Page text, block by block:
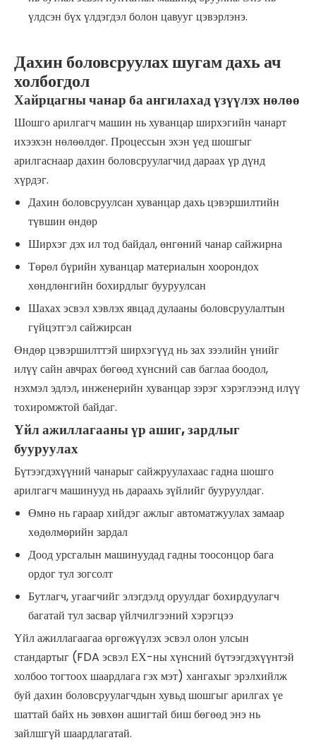
үлдсэн бүх үлдэгдэл болон цавууг цэвэрлэнэ.
Дахин боловсруулах шугам дахь ач
холбогдол
Хайрцагны чанар ба ангилахад үзүүлэх нөлөө
Шошго арилгагч машин нь хуванцар ширхэгийн чанарт
ихээхэн нөлөөлдөг. Процессын эхэн үед шошгыг
арилгаснаар дахин боловсруулагчид дараах үр дүнд
хүрдэг.
Дахин боловсруулсан хуванцар дахь цэвэршилтийн
түвшин өндөр
Ширхэг дэх ил тод байдал, өнгөний чанар сайжирна
Төрөл бүрийн хуванцар материалын хоорондох
хөндлөнгийн бохирдлыг бууруулсан
Шахах эсвэл хэвлэх явцад дулааны боловсруулалтын
гүйцэтгэл сайжирсан
Өндөр цэвэршилттэй ширхэгүүд нь зах зээлийн үнийг
илүү сайн авчрах бөгөөд хүнсний сав баглаа боодол,
нэхмэл эдлэл, инженерийн хуванцар зэрэг хэрэглээнд илүү
тохиромжтой байдаг.
Үйл ажиллагааны үр ашиг, зардлыг
бууруулах
Бүтээгдэхүүний чанарыг сайжруулахаас гадна шошго
арилгагч машинууд нь дараахь зүйлийг бууруулдаг.
Өмнө нь гараар хийдэг ажлыг автоматжуулах замаар
хөдөлмөрийн зардал
Доод урсгалын машинуудад гадны тоосонцор бага
ордог тул зогсолт
Бутлагч, угаагчийг элэгдэлд оруулдаг бохирдуулагч
багатай тул засвар үйлчилгээний хэрэгцээ
Үйл ажиллагаагаа өргөжүүлэх эсвэл олон улсын
стандартыг (FDA эсвэл ЕХ-ны хүнсний бүтээгдэхүүнтэй
холбоо тогтоох шаардлага гэх мэт) хангахыг эрэлхийлж
буй дахин боловсруулагчдын хувьд шошгыг арилгах үе
шаттай байх нь зөвхөн ашигтай биш бөгөөд энэ нь
зайлшгүй шаардлагатай.